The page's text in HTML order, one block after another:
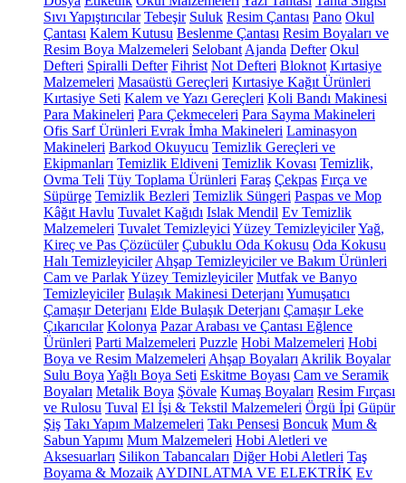
Sıvı Yapıştırıcılar Tebeşir Suluk Resim Çantası Pano Okul
Çantası Kalem Kutusu Beslenme Çantası Resim Boyaları ve
Resim Boya Malzemeleri Selobant Ajanda Defter Okul
Defteri Spiralli Defter Fihrist Not Defteri Bloknot Kırtasiye
Malzemeleri Masaüstü Gereçleri Kırtasiye Kağıt Ürünleri
Kırtasiye Seti Kalem ve Yazı Gereçleri Koli Bandı Makinesi
Para Makineleri Para Çekmeceleri Para Sayma Makineleri
Ofis Sarf Ürünleri Evrak İmha Makineleri Laminasyon
Makineleri Barkod Okuyucu Temizlik Gereçleri ve
Ekipmanları Temizlik Eldiveni Temizlik Kovası Temizlik,
Ovma Teli Tüy Toplama Ürünleri Faraş Çekpas Fırça ve
Süpürge Temizlik Bezleri Temizlik Süngeri Paspas ve Mop
Kâğıt Havlu Tuvalet Kağıdı Islak Mendil Ev Temizlik
Malzemeleri Tuvalet Temizleyici Yüzey TemizleyicilerYağ,
Kireç ve Pas Çözücüler Çubuklu Oda Kokusu Oda Kokusu
Halı Temizleyiciler Ahşap Temizleyiciler ve Bakım Ürünleri
Cam ve Parlak Yüzey Temizleyiciler Mutfak ve Banyo
Temizleyiciler Bulaşık Makinesi Deterjanı Yumuşatıcı
Çamaşır Deterjanı Elde Bulaşık Deterjanı Çamaşır Leke
Çıkarıcılar Kolonya Pazar Arabası ve Çantası Eğlence
Ürünleri Parti Malzemeleri Puzzle Hobi Malzemeleri Hobi
Boya ve Resim Malzemeleri Ahşap Boyaları Akrilik Boyalar
Sulu Boya Yağlı Boya Seti Eskitme Boyası Cam ve Seramik
Boyaları Metalik Boya Şövale Kumaş Boyaları Resim Fırçası
ve Rulosu Tuval El İşi & Tekstil Malzemeleri Örgü İpi Güpür
Şiş Takı Yapım Malzemeleri Takı Pensesi Boncuk Mum &
Sabun Yapımı Mum Malzemeleri Hobi Aletleri ve
Aksesuarları Silikon Tabancaları Diğer Hobi Aletleri Taş
Boyama & Mozaik AYDINLATMA VE ELEKTRİK Ev